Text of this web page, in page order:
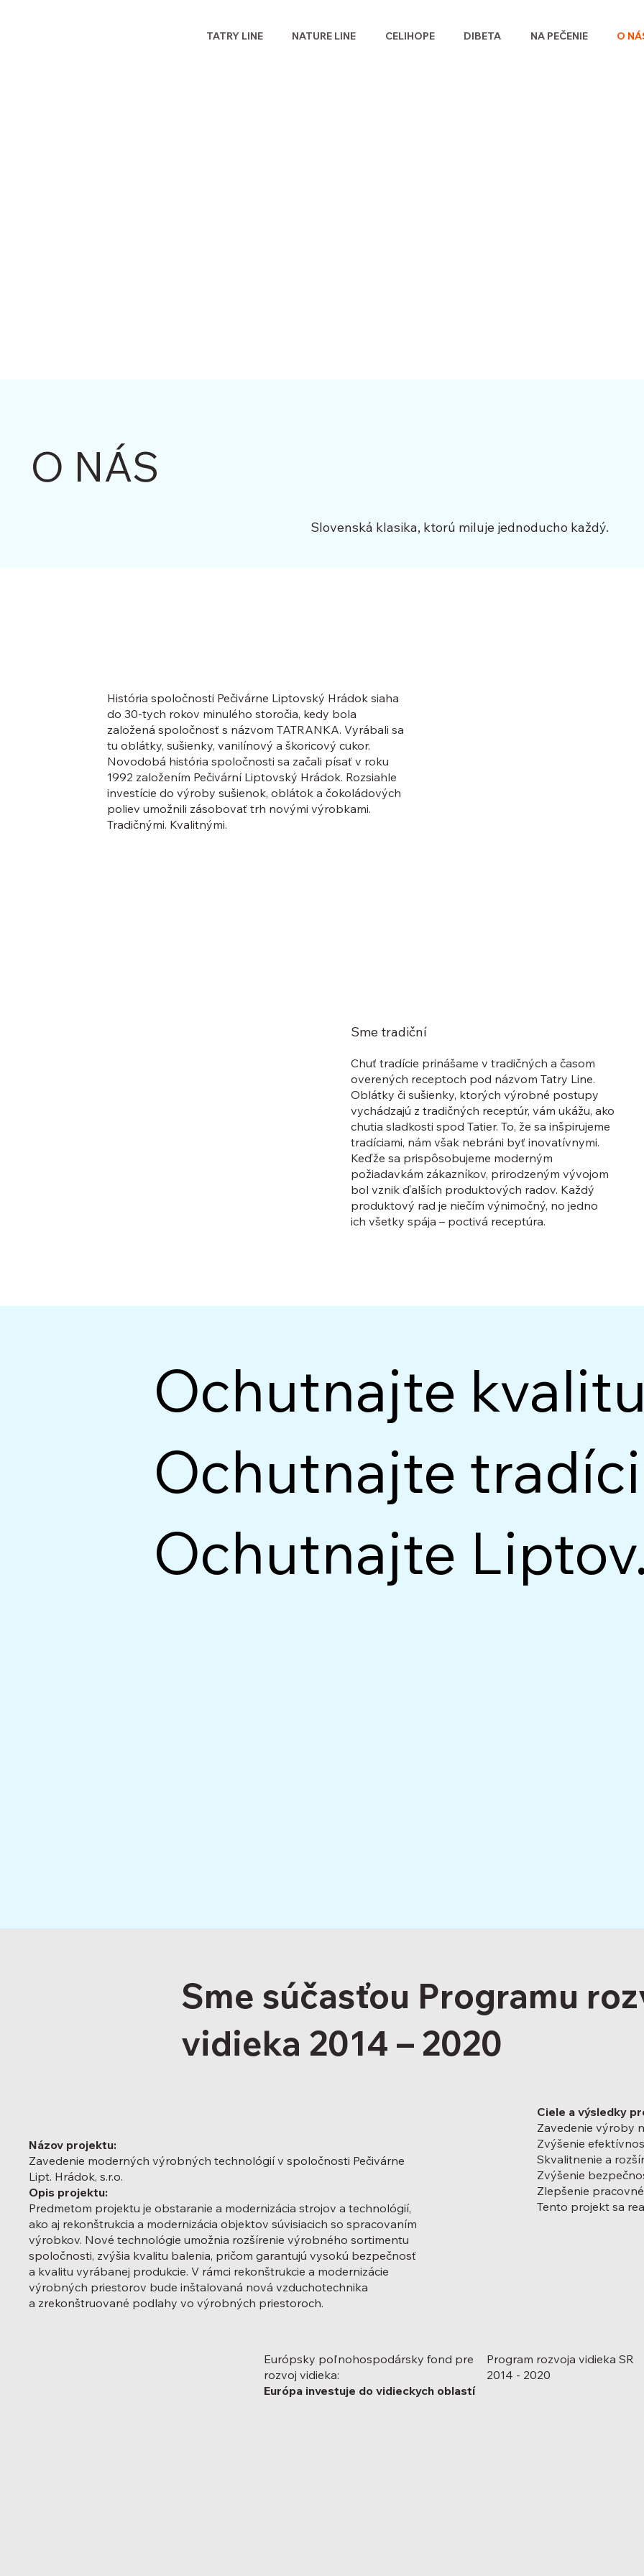
TATRY LINE NATURE LINE CELIHOPE DIBETA NA PEČENIE O
O NÁS
Slovenská klasika, ktorú miluje jednoducho každý.
História spoločnosti Pečivárne Liptovský Hrádok siaha
do 30-tych rokov minulého storočia, kedy bola
založená spoločnosť s názvom TATRANKA. Vyrábali sa
tu oblátky, sušienky, vanilínový a škoricový cukor.
Novodobá história spoločnosti sa začali písať v roku
1992 založením Pečivární Liptovský Hrádok. Rozsiahle
investície do výroby sušienok, oblátok a čokoládových
poliev umožnili zásobovať trh novými výrobkami.
Tradičnými. Kvalitnými.
Ochutnajte
Ochutnajte
Ochutnajte Liptov.
Sme tradiční
Chuť tradície prinášame v tradičných a časom
overených receptoch pod názvom Tatry Line.
Oblátky či sušienky, ktorých výrobné postupy
vychádzajú z tradičných receptúr, vám ukážu, ako
chutia sladkosti spod Tatier. To, že sa inšpirujeme
tradíciami, nám však nebráni byť inovatívnymi.
Keďže sa prispôsobujeme moderným
požiadavkám zákazníkov, prirodzeným vývojom
bol vznik ďalších produktových radov. Každý
produktový rad je niečím výnimočný, no jedno
ich všetky spája – poctivá receptúra.
Európsky poľnohospodársky fond pre
rozvoj vidieka:
Európa investuje do vidieckych oblastí
Program rozvoja vidieka SR
2014 - 2020
Sme súčasťou Programu
vidieka 2014 – 2020
Názov projektu:
Zavedenie moderných výrobných technológií v spoločnosti Pečivárne
Lipt. Hrádok, s.r.o.
Opis projektu:
Predmetom projektu je obstaranie a modernizácia strojov a technológií,
ako aj rekonštrukcia a modernizácia objektov súvisiacich so spracovaním
výrobkov. Nové technológie umožnia rozšírenie výrobného sortimentu
spoločnosti, zvýšia kvalitu balenia, pričom garantujú vysokú bezpečnosť
a kvalitu vyrábanej produkcie. V rámci rekonštrukcie a modernizácie
výrobných priestorov bude inštalovaná nová vzduchotechnika
a zrekonštruované podlahy vo výrobných priestoroch.
Ciele a výsledky
Zavedenie výroby
Zvýšenie
Skvalitnenie a
Zvýšenie
Zlepšenie
Tento projekt sa